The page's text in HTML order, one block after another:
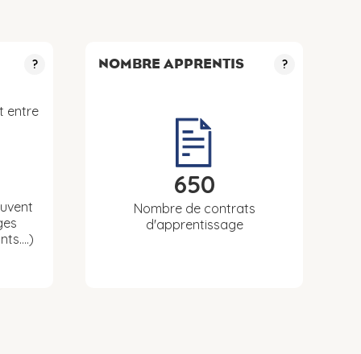
?
entre
NOMBRE APPRENTIS ?
650
Nombre de contrats
d'apprentissage